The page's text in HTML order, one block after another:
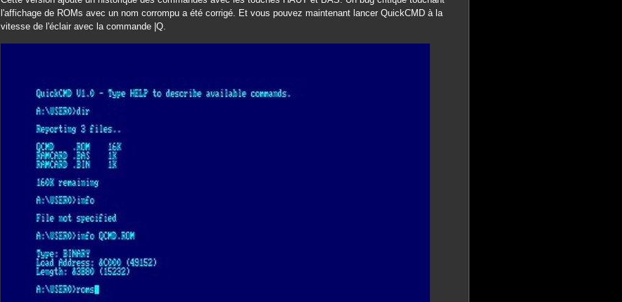
l'affichage de ROMs avec un nom corrompu a été corrigé. Et vous pouvez maintenant lancer QuickCMD à la
vitesse de l'éclair avec la commande |Q.